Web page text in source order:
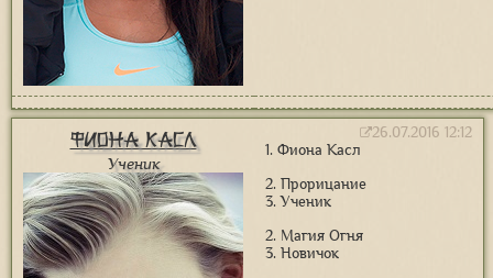
Фиона Касл
Ученик
26.07.2016 12:12
1. Фиона Касл
2. Прорицание
3. Ученик
2. Магия Огня
3. Новичок